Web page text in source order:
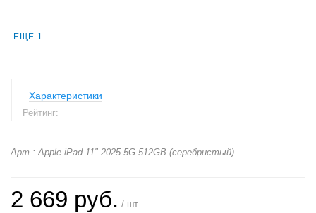
ЕЩЁ 1
Характеристики
Рейтинг:
Арт.: Apple iPad 11" 2025 5G 512GB (серебристый)
2 669 руб. / шт